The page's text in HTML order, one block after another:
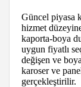
Güncel piyasa
hizmet
kaporta-boya
uygun fiyatlı
değişen ve
karoser ve
gerçekleştirilir.